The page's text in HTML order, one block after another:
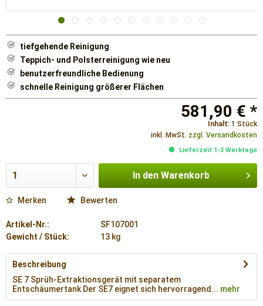
tiefgehende Reinigung
Teppich- und Polsterreinigung wie neu
benutzerfreundliche Bedienung
schnelle Reinigung größerer Flächen
581,90 € *
Inhalt: 1 Stück
inkl. MwSt. zzgl. Versandkosten
Lieferzeit 1-3 Werktage
In den Warenkorb
Merken Bewerten
Artikel-Nr.:
SF107001
Gewicht / Stück:
13 kg
Beschreibung
SE 7 Sprüh-Extraktionsgerät mit separatem
Entschäumertank Der SE7 eignet sich hervorragend... mehr